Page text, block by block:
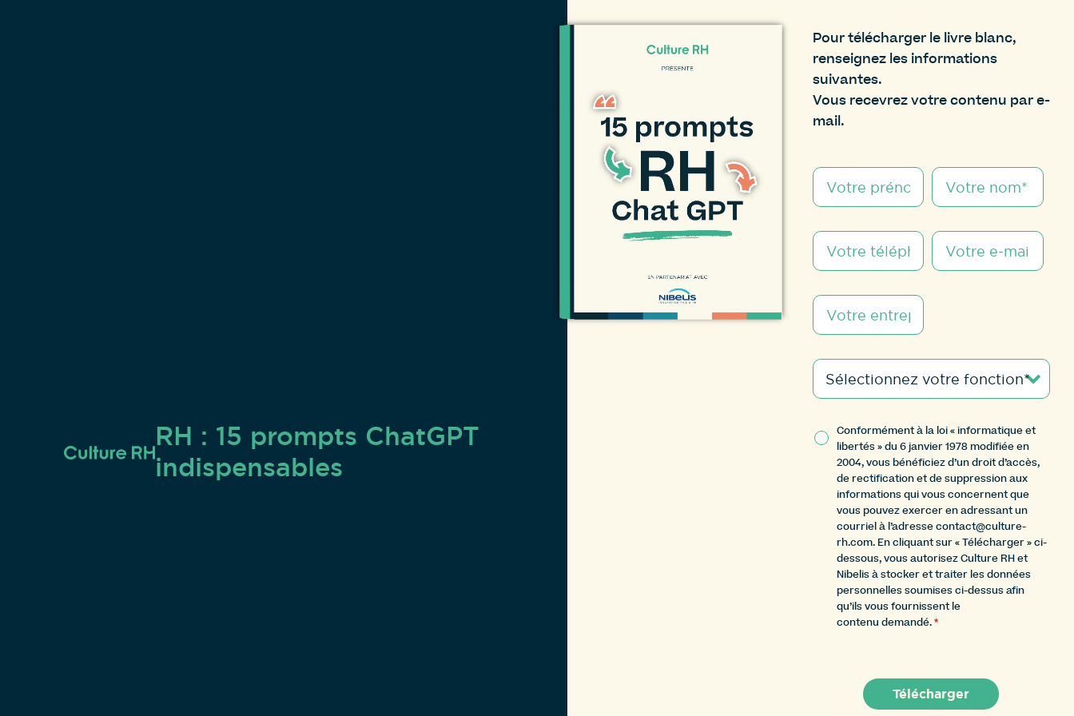
RH : 15 prompts ChatGPT
indispensables
Pour télécharger le livre blanc,
renseignez les informations
suivantes.
Vous recevrez votre contenu par e-
mail.
Conformément à la loi « informatique et
libertés » du 6 janvier 1978 modifiée en
2004, vous bénéficiez d’un droit d’accès,
de rectification et de suppression aux
informations qui vous concernent que
vous pouvez exercer en adressant un
courriel à l’adresse contact@culture-
rh.com. En cliquant sur « Télécharger » ci-
dessous, vous autorisez Culture RH et
Nibelis à stocker et traiter les données
personnelles soumises ci-dessus afin
qu’ils vous fournissent le
contenu demandé.*